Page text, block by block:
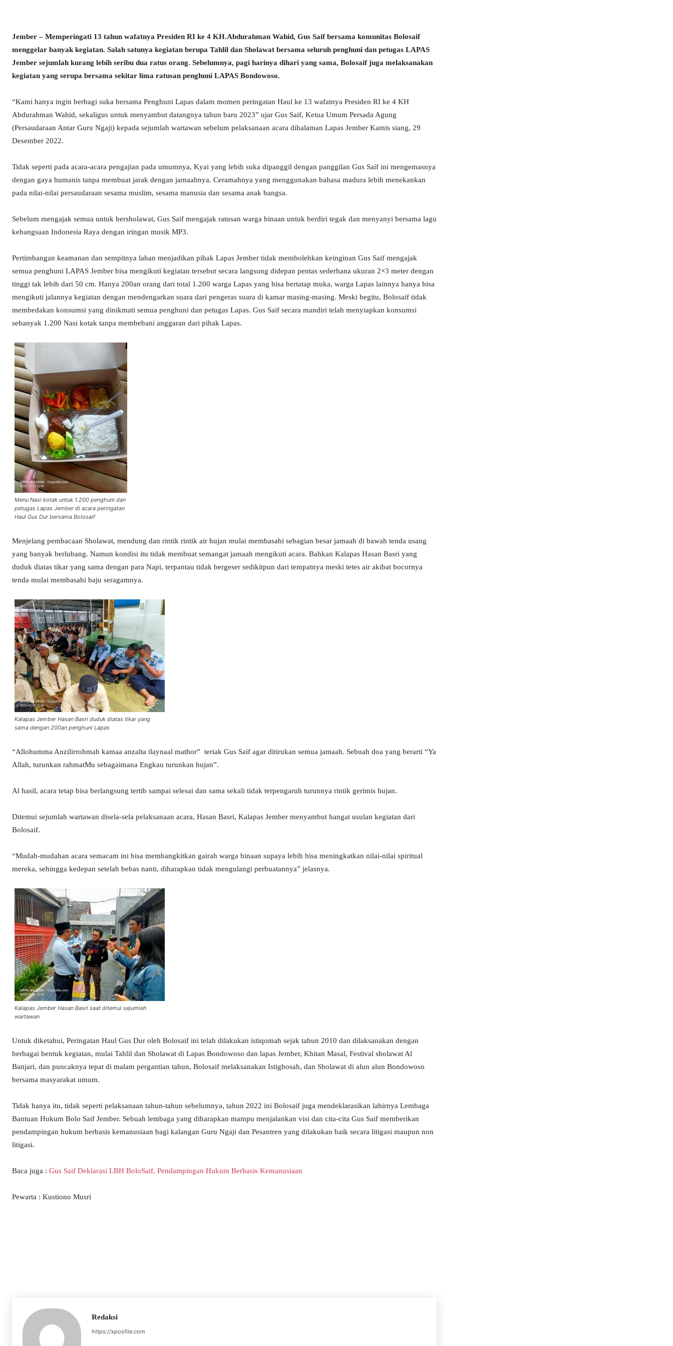
Jember – Memperingati 13 tahun wafatnya Presiden RI ke 4 KH.Abdurahman Wahid, Gus Saif bersama komunitas Bolosaif
menggelar banyak kegiatan. Salah satunya kegiatan berupa Tahlil dan Sholawat bersama seluruh penghuni dan petugas LAPAS
Jember sejumlah kurang lebih seribu dua ratus orang. Sebelumnya, pagi harinya dihari yang sama, Bolosaif juga melaksanakan
kegiatan yang serupa bersama sekitar lima ratusan penghuni LAPAS Bondowoso.
“Kami hanya ingin berbagi suka bersama Penghuni Lapas dalam momen peringatan Haul ke 13 wafatnya Presiden RI ke 4 KH
Abdurahman Wahid, sekaligus untuk menyambut datangnya tahun baru 2023” ujar Gus Saif, Ketua Umum Persada Agung
(Persaudaraan Antar Guru Ngaji) kepada sejumlah wartawan sebelum pelaksanaan acara dihalaman Lapas Jember Kamis siang, 29
Desember 2022.
Tidak seperti pada acara-acara pengajian pada umumnya, Kyai yang lebih suka dipanggil dengan panggilan Gus Saif ini mengemasnya
dengan gaya humanis tanpa membuat jarak dengan jamaahnya. Ceramahnya yang menggunakan bahasa madura lebih menekankan
pada nilai-nilai persaudaraan sesama muslim, sesama manusia dan sesama anak bangsa.
Sebelum mengajak semua untuk bersholawat, Gus Saif mengajak ratusan warga binaan untuk berdiri tegak dan menyanyi bersama lagu
kebangsaan Indonesia Raya dengan iringan musik MP3.
Pertimbangan keamanan dan sempitnya lahan menjadikan pihak Lapas Jember tidak membolehkan keinginan Gus Saif mengajak
semua penghuni LAPAS Jember bisa mengikuti kegiatan tersebut secara langsung didepan pentas sederhana ukuran 2×3 meter dengan
tinggi tak lebih dari 50 cm. Hanya 200an orang dari total 1.200 warga Lapas yang bisa bertatap muka, warga Lapas lainnya hanya bisa
mengikuti jalannya kegiatan dengan mendengarkan suara dari pengeras suara di kamar masing-masing. Meski begitu, Bolosaif tidak
membedakan konsumsi yang dinikmati semua penghuni dan petugas Lapas. Gus Saif secara mandiri telah menyiapkan konsumsi
sebanyak 1.200 Nasi kotak tanpa membebani anggaran dari pihak Lapas.
Menu Nasi kotak untuk 1.200 penghuni dan
petugas Lapas Jember di acara peringatan
Haul Gus Dur bersama Bolosaif
Menjelang pembacaan Sholawat, mendung dan rintik rintik air hujan mulai membasahi sebagian besar jamaah di bawah tenda usang
yang banyak berlubang. Namun kondisi itu tidak membuat semangat jamaah mengikuti acara. Bahkan Kalapas Hasan Basri yang
duduk diatas tikar yang sama dengan para Napi, terpantau tidak bergeser sedikitpun dari tempatnya meski tetes air akibat bocornya
tenda mulai membasahi baju seragamnya.
Kalapas Jember Hasan Basri duduk diatas tikar yang
sama dengan 200an penghuni Lapas
“Allohumma Anzilirrohmah kamaa anzalta ilaynaal mathor” teriak Gus Saif agar ditirukan semua jamaah. Sebuah doa yang berarti “Ya
Allah, turunkan rahmatMu sebagaimana Engkau turunkan hujan”.
Al hasil, acara tetap bisa berlangsung tertib sampai selesai dan sama sekali tidak terpengaruh turunnya rintik gerimis hujan.
Ditemui sejumlah wartawan disela-sela pelaksanaan acara, Hasan Basri, Kalapas Jember menyambut hangat usulan kegiatan dari
Bolosaif.
“Mudah-mudahan acara semacam ini bisa membangkitkan gairah warga binaan supaya lebih bisa meningkatkan nilai-nilai spiritual
mereka, sehingga kedepan setelah bebas nanti, diharapkan tidak mengulangi perbuatannya” jelasnya.
Kalapas Jember Hasan Basri saat ditemui sejumlah
wartawan
Untuk diketahui, Peringatan Haul Gus Dur oleh Bolosaif ini telah dilakukan istiqomah sejak tahun 2010 dan dilaksanakan dengan
berbagai bentuk kegiatan, mulai Tahlil dan Sholawat di Lapas Bondowoso dan lapas Jember, Khitan Masal, Festival sholawat Al
Banjari, dan puncaknya tepat di malam pergantian tahun, Bolosaif melaksanakan Istighosah, dan Sholawat di alun alun Bondowoso
bersama masyarakat umum.
Tidak hanya itu, tidak seperti pelaksanaan tahun-tahun sebelumnya, tahun 2022 ini Bolosaif juga mendeklarasikan lahirnya Lembaga
Bantuan Hukum Bolo Saif Jember. Sebuah lembaga yang diharapkan mampu menjalankan visi dan cita-cita Gus Saif memberikan
pendampingan hukum berbasis kemanusiaan bagi kalangan Guru Ngaji dan Pesantren yang dilakukan baik secara litigasi maupun non
litigasi.
Baca juga : Gus Saif Deklarasi LBH BoloSaif, Pendampingan Hukum Berbasis Kemanusiaan
Pewarta : Kustiono Musri
Redaksi
https://xposfile.com